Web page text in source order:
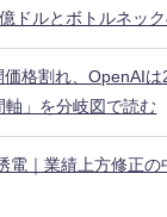
ドルとボトルネッ
価格割れ、OpenAI
軸」を分岐図で読む
電｜業績上方修正の